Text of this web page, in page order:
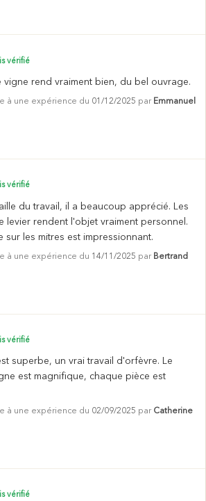
vérifié
vigne rend vraiment bien, du bel ouvrage.
à une expérience du 01/12/2025 par Emmanuel
vérifié
du travail, il a beaucoup apprécié. Les
levier rendent l'objet vraiment personnel.
sur les mitres est impressionnant.
à une expérience du 14/11/2025 par Bertrand
vérifié
superbe, un vrai travail d'orfèvre. Le
est magnifique, chaque pièce est
à une expérience du 02/09/2025 par Catherine
vérifié